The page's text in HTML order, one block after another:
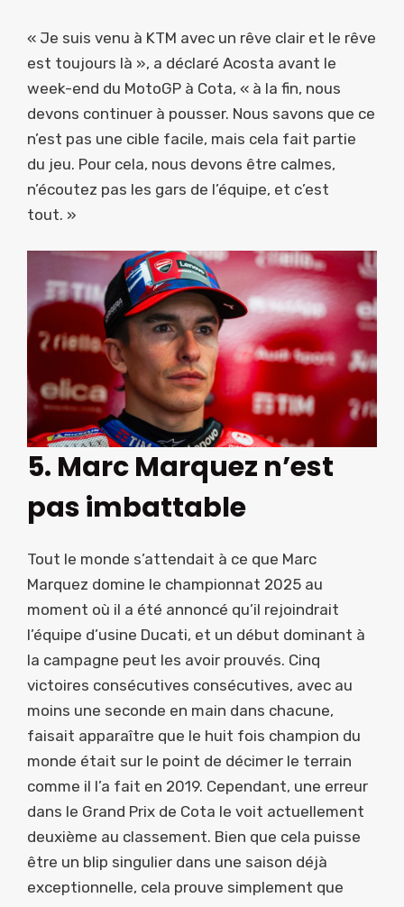
« Je suis venu à KTM avec un rêve clair et le rêve
est toujours là », a déclaré Acosta avant le
week-end du MotoGP à Cota, « à la fin, nous
devons continuer à pousser. Nous savons que ce
n’est pas une cible facile, mais cela fait partie
du jeu. Pour cela, nous devons être calmes,
n’écoutez pas les gars de l’équipe, et c’est
tout. »
5. Marc Marquez n’est
pas imbattable
Tout le monde s’attendait à ce que Marc
Marquez domine le championnat 2025 au
moment où il a été annoncé qu’il rejoindrait
l’équipe d’usine Ducati, et un début dominant à
la campagne peut les avoir prouvés. Cinq
victoires consécutives consécutives, avec au
moins une seconde en main dans chacune,
faisait apparaître que le huit fois champion du
monde était sur le point de décimer le terrain
comme il l’a fait en 2019. Cependant, une erreur
dans le Grand Prix de Cota le voit actuellement
deuxième au classement. Bien que cela puisse
être un blip singulier dans une saison déjà
exceptionnelle, cela prouve simplement que